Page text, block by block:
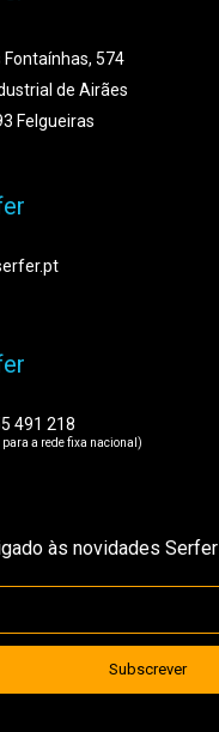
Fontaínhas, 574
de Airães
Felgueiras
491 218
a rede fixa nacional)
às novidades Serfer